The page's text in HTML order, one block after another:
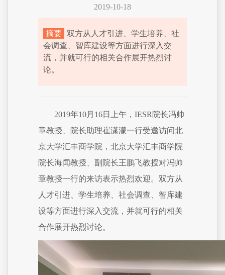
2019-10-18
摘要 双方从人才引进、学生培养、社
会调查、智库建设等方面进行深入交
流，并就可行的相关合作展开热烈讨
论。
2019年10月16日上午，IESR院长冯帅
章教授、院长助理崔潇濛一行受邀访问北
京大学汇丰商学院，北京大学汇丰商学院
院长海闻教授、副院长王鹏飞教授对冯帅
章教授一行的来访表示热烈欢迎。双方从
人才引进、学生培养、社会调查、智库建
设等方面进行深入交流，并就可行的相关
合作展开热烈讨论。